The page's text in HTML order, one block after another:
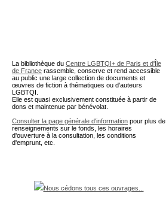
La bibliothèque du Centre LGBTQI+ de Paris et d'Île
de France rassemble, conserve et rend accessible
au public une large collection de documents et
œuvres de fiction à thématiques ou d'auteurs
LGBTQI.
Elle est quasi exclusivement constituée à partir de
dons et maintenue par bénévolat.
Consulter la page générale d'information pour plus de
renseignements sur le fonds, les horaires
d'ouverture à la consultation, les conditions
d'emprunt, etc.
Nous cédons tous ces ouvrages...